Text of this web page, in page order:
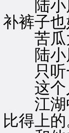
陆小风
补裤子
苦瓜大
陆小风
只听一
这个人
江湖中
比得上